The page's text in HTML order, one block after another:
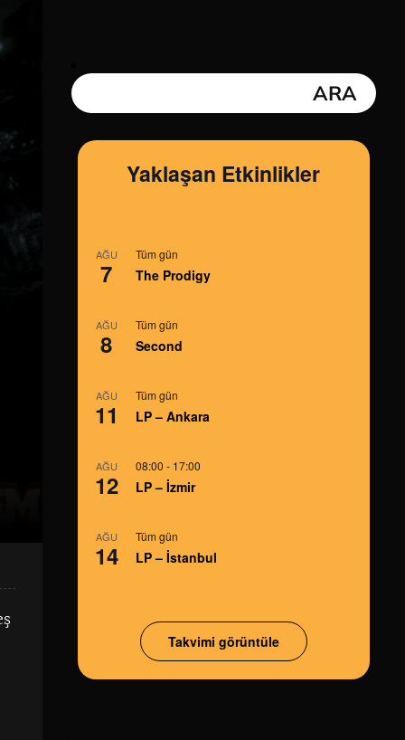
Yaklaşan Etkinlikler
AĞU
7
Tüm gün
The Prodigy
AĞU
8
Tüm gün
Second
AĞU
11
Tüm gün
LP – Ankara
AĞU
12
08:00 - 17:00
LP – İzmir
AĞU
14
Tüm gün
LP – İstanbul
Takvimi görüntüle